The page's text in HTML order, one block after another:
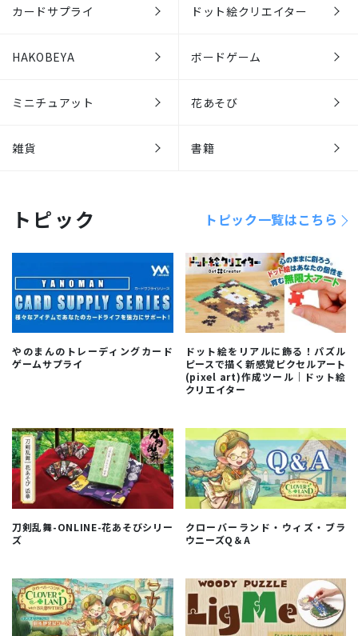
カードサプライ ドット絵クリエイター
HAKOBEYA ボードゲーム
ミニチュアット 花あそび
雑貨 書籍
トピック トピック一覧はこちら
やのまんのトレーディングカード
ゲームサプライ
ドット絵をリアルに飾る！パズル
ピースで描く新感覚ピクセルアート
(pixel art)作成ツール｜ドット絵
クリエイター
刀剣乱舞-ONLINE-花あそびシリー
ズ
クローバーランド・ウィズ・ブラ
ウニーズQ＆A